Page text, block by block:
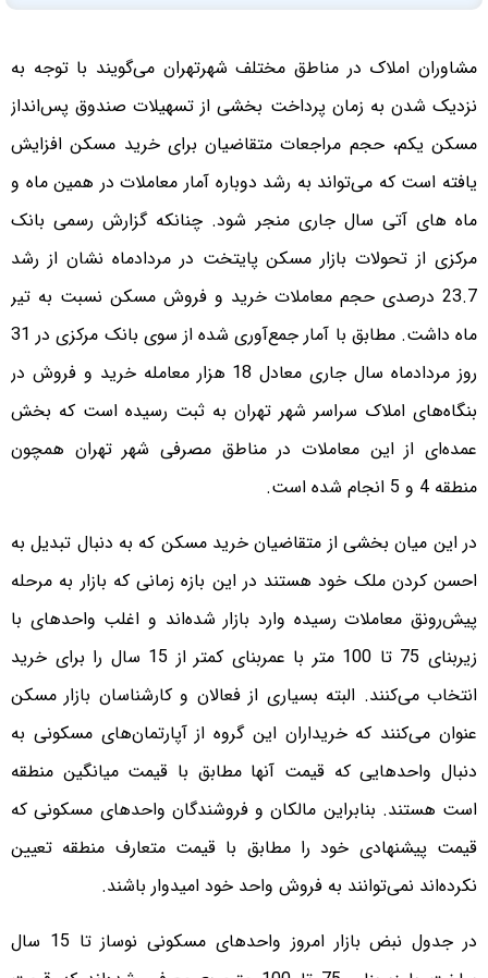
مشاوران املاک در مناطق مختلف شهرتهران می‌گویند با توجه به
نزدیک شدن به زمان پرداخت بخشی از تسهیلات صندوق پس‌انداز
مسکن یکم، حجم مراجعات متقاضیان برای خرید مسکن افزایش
یافته است که می‌تواند به رشد دوباره آمار معاملات در همین ماه و
ماه های آتی سال جاری منجر شود. چنانکه گزارش رسمی بانک
مرکزی از تحولات بازار مسکن پایتخت در مردادماه نشان از رشد
23.7 درصدی حجم معاملات خرید و فروش مسکن نسبت به تیر
ماه داشت. مطابق با آمار جمع‌آوری شده از سوی بانک مرکزی در 31
روز مردادماه سال جاری معادل 18 هزار معامله خرید و فروش در
بنگاه‌های املاک سراسر شهر تهران به ثبت رسیده است که بخش
عمده‌ای از این معاملات در مناطق مصرفی شهر تهران همچون
منطقه 4 و 5 انجام شده است.
در این میان بخشی از متقاضیان خرید مسکن که به دنبال تبدیل به
احسن کردن ملک خود هستند در این بازه زمانی که بازار به مرحله
پیش‌رونق معاملات رسیده وارد بازار شده‌اند و اغلب واحدهای با
زیربنای 75 تا 100 متر با عمربنای کمتر از 15 سال را برای خرید
انتخاب می‌کنند. البته بسیاری از فعالان و کارشناسان بازار مسکن
عنوان می‌کنند که خریداران این گروه از آپارتمان‌های مسکونی به
دنبال واحدهایی که قیمت آنها مطابق با قیمت میانگین منطقه
است هستند. بنابراین مالکان و فروشندگان واحدهای مسکونی که
قیمت پیشنهادی خود را مطابق با قیمت متعارف منطقه تعیین
نکرده‌اند نمی‌توانند به فروش واحد خود امیدوار باشند.
در جدول نبض بازار امروز واحدهای مسکونی نوساز تا 15 سال